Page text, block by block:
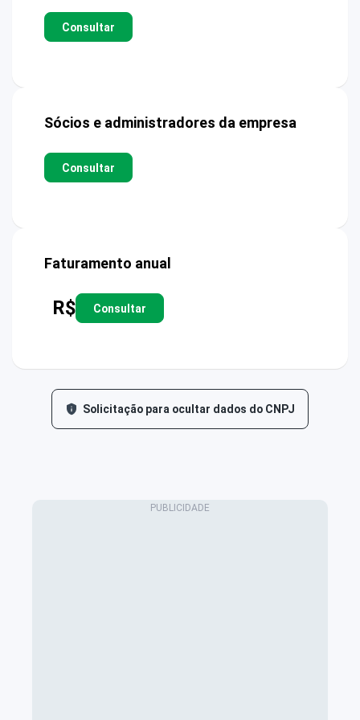
Consultar
Sócios e administradores da empresa
Consultar
Faturamento anual
R$ Consultar
Solicitação para ocultar dados do CNPJ